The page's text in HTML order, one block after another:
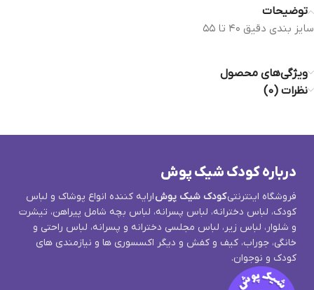
توضیحات
سايز بندي دقيق ٤٠ تا ٥٥
ویژگی‌های محصول
نظرات (0)
درباره کودک شیک پوش
فروشگاه اینترنتیکودک شیک پوشارایه کننده انواع پوشاک و لباس
کودک، لباس دخترانه، لباس پسرانه، لباس بچه شامل پیراهن، تیشرت
و شلوار، لباس زیر، لباس مجلسی دخترانه و پسرانه، لباس راحتی و
خانگی، جوراب، کیف و کفش و دیگر اکسسوری ها و نیازمندی های
کودک و نوجوان.